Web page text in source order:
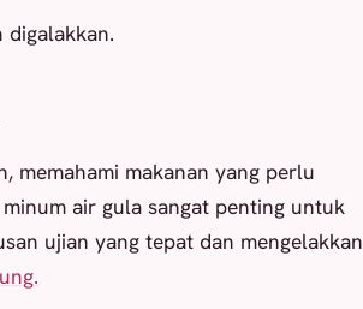
digalakkan.
memahami makanan yang perlu
air gula sangat penting untuk
ujian yang tepat dan mengelakkan